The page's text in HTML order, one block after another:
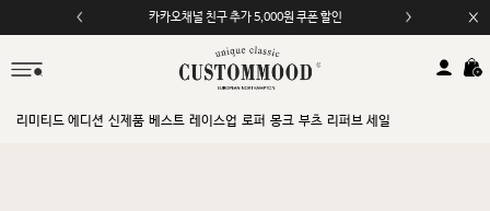
카카오채널 친구 추가 5,000원 쿠폰 할인
모바일 앱 자동 2,000원 할인
리미티드 에디션 신제품 베스트 레이스업 로퍼 몽크 부츠 리퍼브 세일